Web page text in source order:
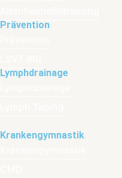
Prävention
Lymphdrainage
Krankengymnastik